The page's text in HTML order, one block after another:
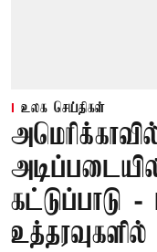
உலக செய்திகள்
கட்டுப்பாடு -